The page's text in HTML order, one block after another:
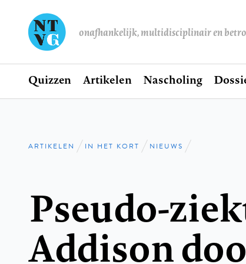
onafhankelijk, multidisciplinair en
Hoofdnavigatie
Home
Quizzen Artikelen Nascholing
Kruimelpad
ARTIKELEN IN HET KORT NIEUWS
Pseudo-
Addison